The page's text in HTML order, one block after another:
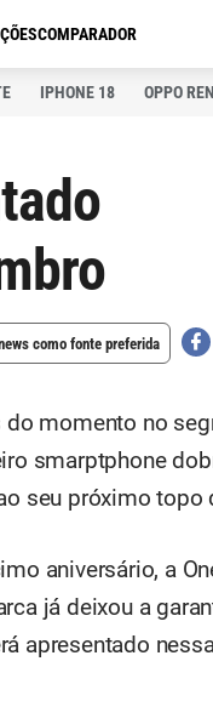
COMPARADOR
IPHONE 18 OPPO
como fonte preferida
do momento no
smarptphone
seu próximo topo
aniversário, a
já deixou a
apresentado